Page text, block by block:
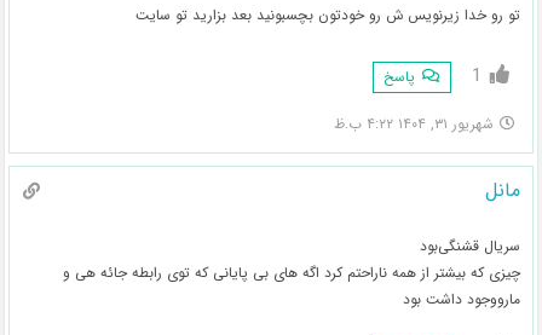
تو رو خدا زیرنویس ش رو خودتون بچسبونید بعد بزارید تو سایت
1 پاسخ
شهریور ۳۱, ۱۴۰۴ ۴:۲۲ ب.ظ
مانل
سریال قشنگی‌بود
چیزی که بیشتر از همه ناراحتم کرد اگه های بی پایانی که توی رابطه جائه هی و
مارو‌وجود داشت بود